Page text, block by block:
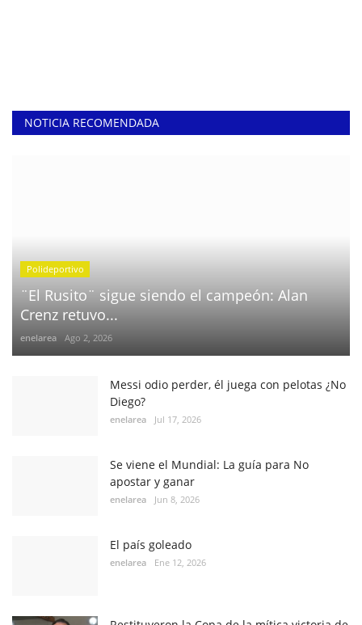
NOTICIA RECOMENDADA
Polideportivo
¨El Rusito¨ sigue siendo el campeón: Alan
Crenz retuvo...
enelarea Ago 2, 2026
Messi odio perder, él juega con pelotas ¿No
Diego?
enelarea Jul 17, 2026
Se viene el Mundial: La guía para No
apostar y ganar
enelarea Jun 8, 2026
El país goleado
enelarea Ene 12, 2026